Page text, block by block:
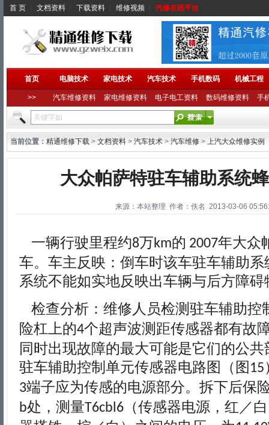
首 页 ┆ 文档资料 ┆ 下载资料 ┆ 维修视频 ┆ 汽修在线平台
首页 电脑技术 家电技术 汽车技术 手机数码 机械工程
>> 汽车维修资料 家电维修资料 电子电工资料 数码维修资料 手
当前位置： 精通维修下载 > 文档资料 > 汽车技术 > 汽车维修 > 上汽大众维修实例
大众帕萨特驻车辅助系统
来源：本站整理 作者：佚名 2013-03-06
一辆行驶里程约8万km的 2007年大众
车。车主反映：倒车时该车驻车辅助
系统不能如实地反映出车辆与后方障
检查分析：维修人员检测驻车辅助控
险杠上的4个超声波测距传感器都有故
同时出现故障的最大可能是它们的公
驻车辅助控制单元传感器电路图（图 15
3端子应为传感的电源部分。拆下后保
b处，测量T6cbl6 （传感器电源，红／